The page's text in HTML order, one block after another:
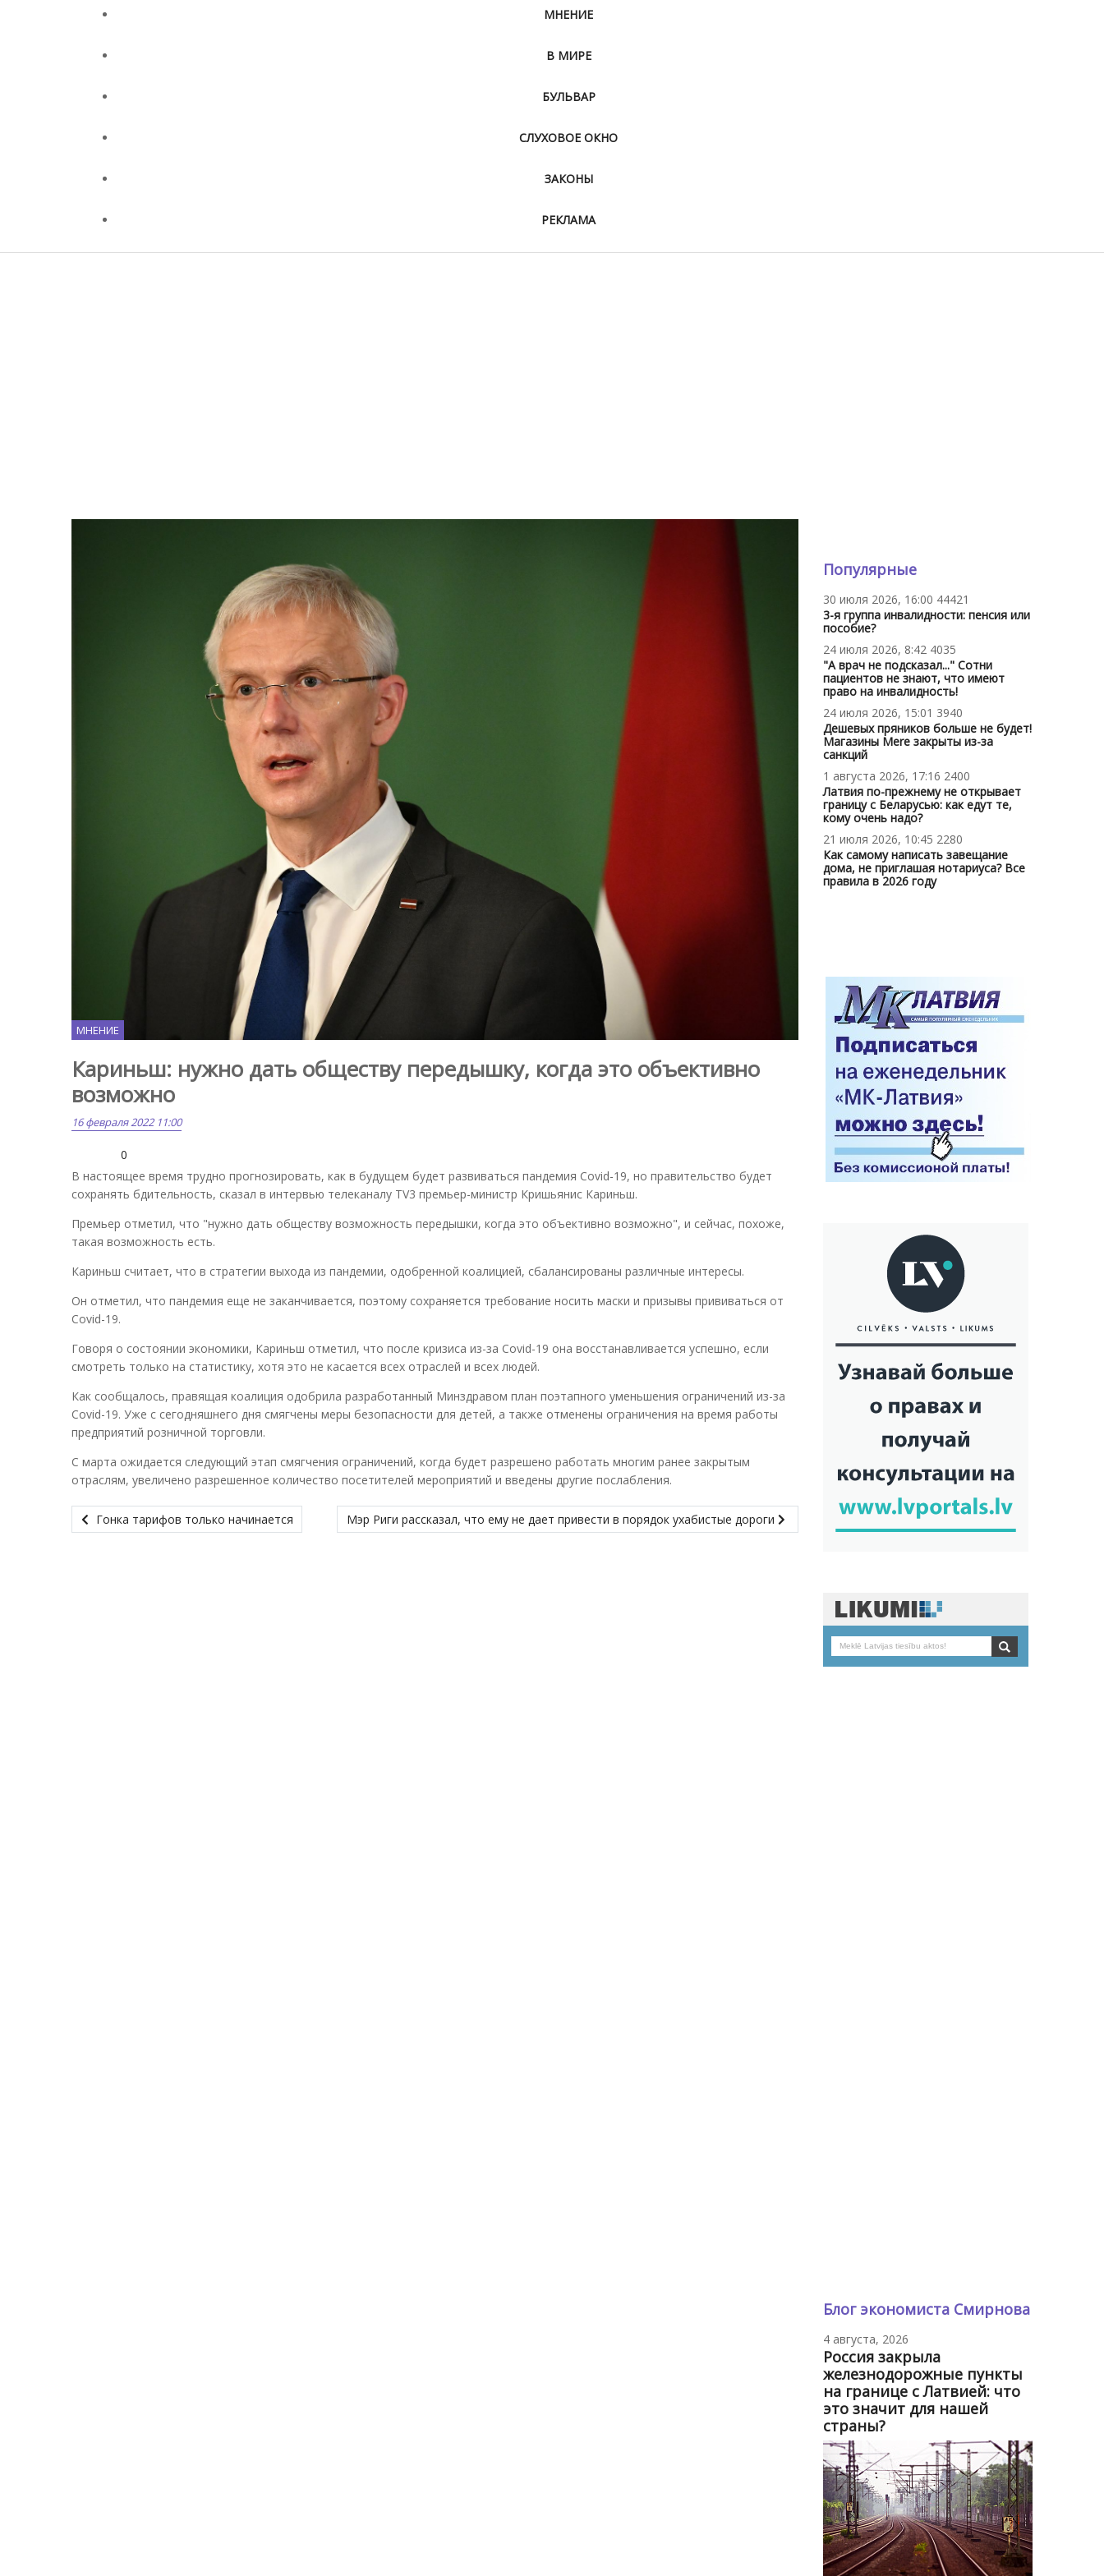
МНЕНИЕ
В МИРЕ
БУЛЬВАР
СЛУХОВОЕ ОКНО
ЗАКОНЫ
РЕКЛАМА
МНЕНИЕ
Кариньш: нужно дать обществу передышку, когда это объективно
возможно
16 февраля 2022 11:00
0
В настоящее время трудно прогнозировать, как в будущем будет развиваться пандемия Covid-19, но правительство будет
сохранять бдительность, сказал в интервью телеканалу TV3 премьер-министр Кришьянис Кариньш.
Премьер отметил, что "нужно дать обществу возможность передышки, когда это объективно возможно", и сейчас, похоже,
такая возможность есть.
Кариньш считает, что в стратегии выхода из пандемии, одобренной коалицией, сбалансированы различные интересы.
Он отметил, что пандемия еще не заканчивается, поэтому сохраняется требование носить маски и призывы прививаться от
Covid-19.
Говоря о состоянии экономики, Кариньш отметил, что после кризиса из-за Covid-19 она восстанавливается успешно, если
смотреть только на статистику, хотя это не касается всех отраслей и всех людей.
Как сообщалось, правящая коалиция одобрила разработанный Минздравом план поэтапного уменьшения ограничений из-за
Covid-19. Уже с сегодняшнего дня смягчены меры безопасности для детей, а также отменены ограничения на время работы
предприятий розничной торговли.
С марта ожидается следующий этап смягчения ограничений, когда будет разрешено работать многим ранее закрытым
отраслям, увеличено разрешенное количество посетителей мероприятий и введены другие послабления.
Гонка тарифов только начинается Мэр Риги рассказал, что ему не дает привести в порядок ухабистые дороги
Популярные
30 июля 2026, 16:00 44421
3-я группа инвалидности: пенсия или
пособие?
24 июля 2026, 8:42 4035
"А врач не подсказал..." Сотни
пациентов не знают, что имеют
право на инвалидность!
24 июля 2026, 15:01 3940
Дешевых пряников больше не будет!
Магазины Mere закрыты из-за
санкций
1 августа 2026, 17:16 2400
Латвия по-прежнему не открывает
границу с Беларусью: как едут те,
кому очень надо?
21 июля 2026, 10:45 2280
Как самому написать завещание
дома, не приглашая нотариуса? Все
правила в 2026 году
Блог экономиста Смирнова
4 августа, 2026
Россия закрыла
железнодорожные пункты
на границе с Латвией: что
это значит для нашей
страны?